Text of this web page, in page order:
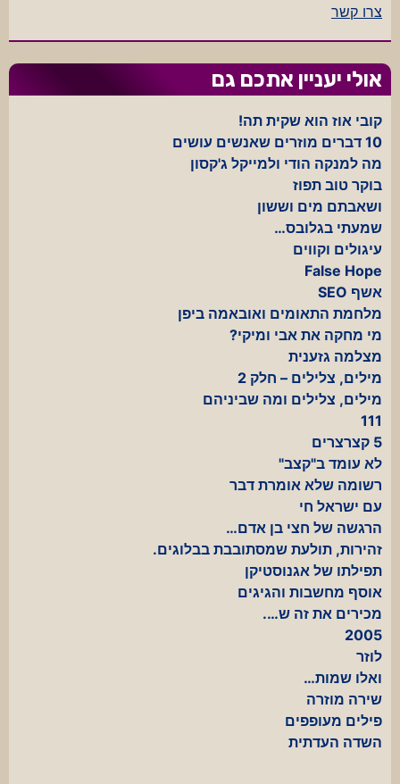
צרו קשר
אולי יעניין אתכם גם
קובי אוז הוא שקית תה!
10 דברים מוזרים שאנשים עושים
מה למנקה הודי ולמייקל ג'קסון
בוקר טוב תפוז
ושאבתם מים וששון
שמעתי בגלובס…
עיגולים וקווים
False Hope
אשף SEO
מלחמת התאומים ואובאמה ביפן
מי מחקה את אבי ומיקי?
מצלמה גזענית
מילים, צלילים – חלק 2
מילים, צלילים ומה שביניהם
111
5 קצרצרים
לא עומד ב"קצב"
רשומה שלא אומרת דבר
עם ישראל חי
הרגשה של חצי בן אדם…
זהירות, תולעת שמסתובבת בבלוגים.
תפילתו של אגנוסטיקן
אוסף מחשבות והגיגים
מכירים את זה ש….
2005
לוזר
ואלו שמות…
שירה מוזרה
פילים מעופפים
השדה העדתית